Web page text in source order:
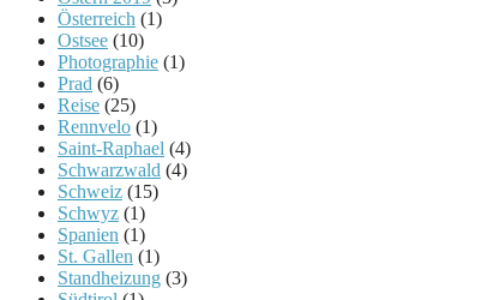
Österreich (1)
Ostsee (10)
Photographie (1)
Prad (6)
Reise (25)
Rennvelo (1)
Saint-Raphael (4)
Schwarzwald (4)
Schweiz (15)
Schwyz (1)
Spanien (1)
St. Gallen (1)
Standheizung (3)